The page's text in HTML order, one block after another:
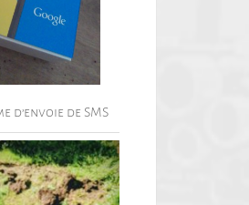
d’envoie de SMS